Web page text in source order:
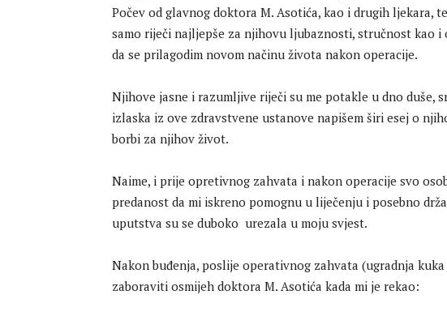
Počev od glavnog doktora M. Asotića, kao i drugih ljekara,
samo riječi najljepše za njihovu ljubaznosti, stručnost kao
da se prilagodim novom načinu života nakon operacije.
Njihove jasne i razumljive riječi su me potakle u dno duše,
izlaska iz ove zdravstvene ustanove napišem širi esej o
borbi za njihov život.
Naime, i prije opretivnog zahvata i nakon operacije svo
predanost da mi iskreno pomognu u liječenju i posebno
uputstva su se duboko urezala u moju svjest.
Nakon buđenja, poslije operativnog zahvata (ugradnja
zaboraviti osmijeh doktora M. Asotića kada mi je rekao: